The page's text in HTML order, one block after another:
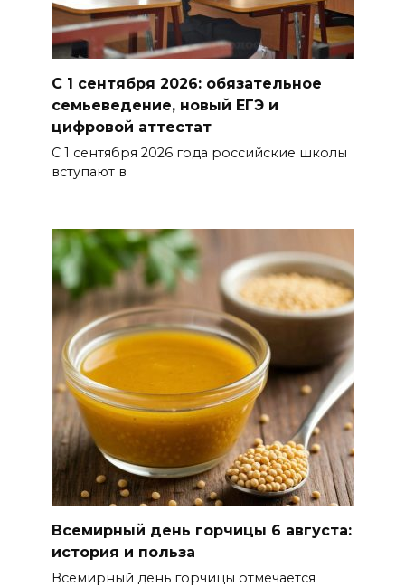
современных подходах к
контролю за выборами и
подготовке наблюдателей на
Дону
06 августа 2026 15:12
В донских школах к 1 сентября
В Ростовской области до
конца года откроют 49
спортивных объектов
06 августа 2026 15:01
Россияне сообщают о
массовом сбое в работе
нескольких приложений
06 августа 2026 14:35
В Советском районе Ростова
из-за порыва на водоводе
ограничили подачу воды
С 1 сентября 2026: обязательное
семьеведение, новый ЕГЭ и
цифровой аттестат
С 1 сентября 2026 года российские школы
вступают в
Всемирный день горчицы 6 августа:
история и польза
Всемирный день горчицы отмечается